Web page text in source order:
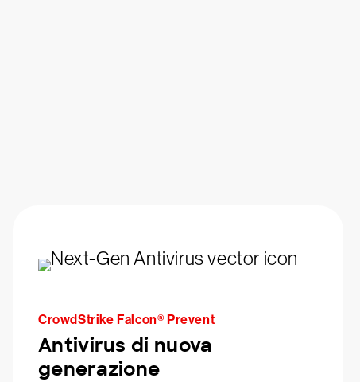
CrowdStrike Falcon® Prevent
Antivirus di nuova
generazione